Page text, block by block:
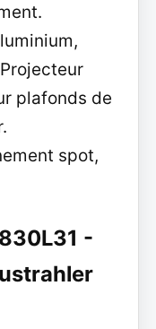
plafonds de
spot,
-